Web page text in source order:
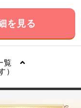
を見る
覧
）